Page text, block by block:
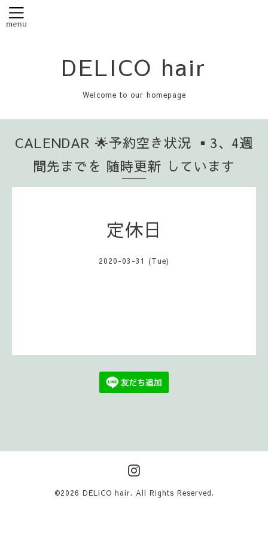
DELICO hair
Welcome to our homepage
CALENDAR 🌟予約空き状況 ▪️3、4週
間先までを 随時更新 しています
定休日
2020-03-31 (Tue)
©2026 DELICO hair. All Rights Reserved.